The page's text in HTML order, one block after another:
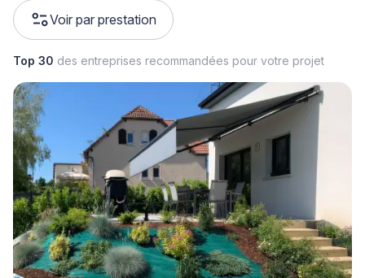
Voir par prestation
Top 30 des entreprises recommandées pour votre projet